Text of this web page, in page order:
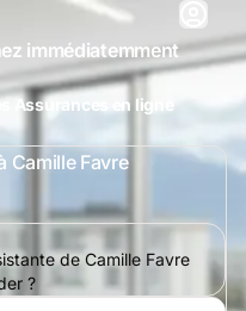
immédiatemment
Assurances en ligne
Camille Favre
de Camille Favre
?